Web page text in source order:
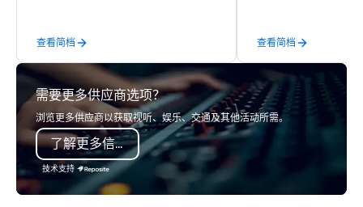
查看简档
sourcing,
transportation, VIP
programs,
events, exclusive
on-site coordination.
executive gatherings
team supports clients
查看简档
需要更多供应商选项？
浏览更多供应商以获取视听、娱乐、交通及其他活动所需。
了解更多信息
技术支持